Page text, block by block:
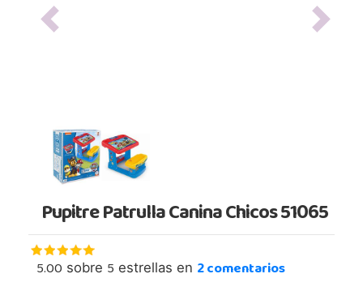
Previous Next
Pupitre Patrulla Canina Chicos 51065
5.00 sobre 5 estrellas en 2comentarios